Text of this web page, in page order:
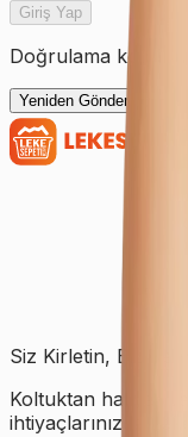
Giriş Yap
Doğrulama
Yeniden Gönder
Siz Kirletin, Biz
Koltuktan halıya,
ihtiyaçlarınızda